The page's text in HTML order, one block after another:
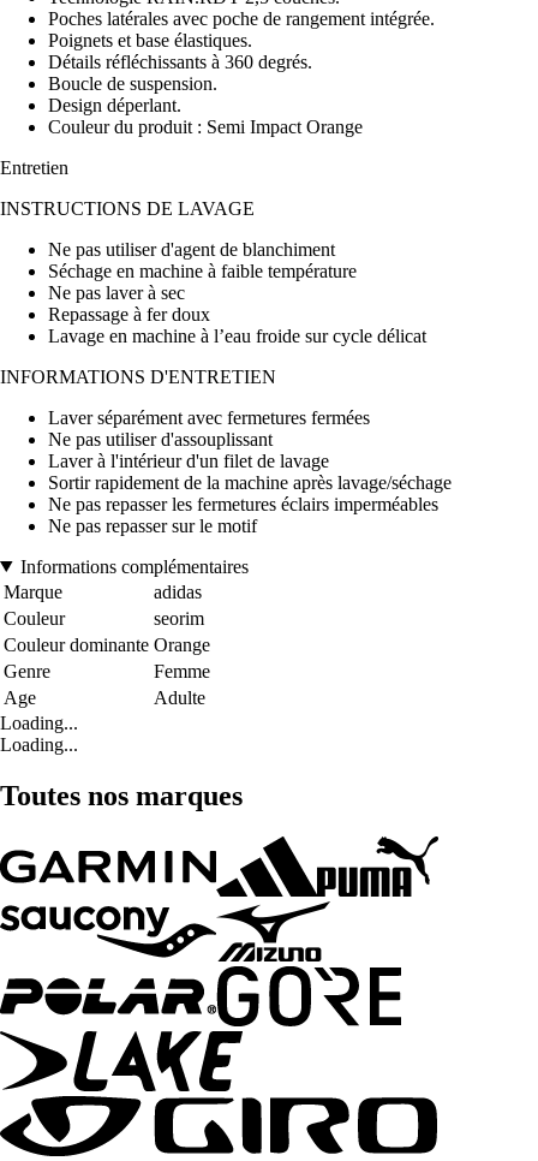
Poches latérales avec poche de rangement intégrée.
Poignets et base élastiques.
Détails réfléchissants à 360 degrés.
Boucle de suspension.
Design déperlant.
Couleur du produit : Semi Impact Orange
Entretien
INSTRUCTIONS DE LAVAGE
Ne pas utiliser d'agent de blanchiment
Séchage en machine à faible température
Ne pas laver à sec
Repassage à fer doux
Lavage en machine à l’eau froide sur cycle délicat
INFORMATIONS D'ENTRETIEN
Laver séparément avec fermetures fermées
Ne pas utiliser d'assouplissant
Laver à l'intérieur d'un filet de lavage
Sortir rapidement de la machine après lavage/séchage
Ne pas repasser les fermetures éclairs imperméables
Ne pas repasser sur le motif
Informations complémentaires
Marque
adidas
Couleur
seorim
Couleur dominante Orange
Genre
Femme
Age
Adulte
Loading...
Loading...
Toutes nos marques